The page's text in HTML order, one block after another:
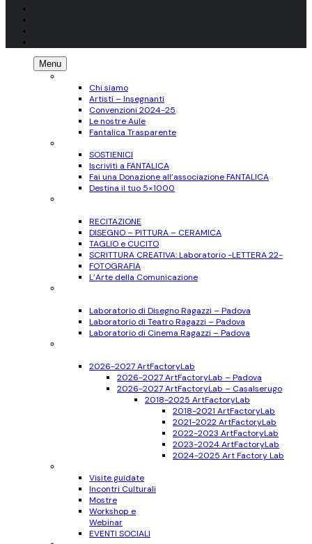
Menu
Chi siamo
Artisti – Insegnanti
Convenzioni 2024-25
Le nostre Aule
Fantalica Trasparente
SOSTIENICI
Iscriviti a FANTALICA
Fai una Donazione all’associazione FANTALICA
Destina il tuo 5×1000
RECITAZIONE
DISEGNO – PITTURA – CERAMICA
TAGLIO e CUCITO
SCRITTURA CREATIVA: Laboratorio -LETTERA 22-
FOTOGRAFIA
L’Arte della Comunicazione
Laboratorio di Disegno Ragazzi – Padova
Laboratorio di Teatro Ragazzi – Padova
Laboratorio di Cinema Ragazzi – Padova
2026-2027 ArtFactoryLab
2026-2027 ArtFactoryLab – Padova
2026-2027 ArtFactoryLab – Casalserugo
2018-2025 ArtFactoryLab
2018-2021 ArtFactoryLab
2021-2022 ArtFactoryLab
2022-2023 ArtFactoryLab
2023-2024 ArtFactoryLab
2024-2025 Art Factory Lab
Visite guidate
Incontri Culturali
Mostre
Workshop e
Webinar
EVENTI SOCIALI